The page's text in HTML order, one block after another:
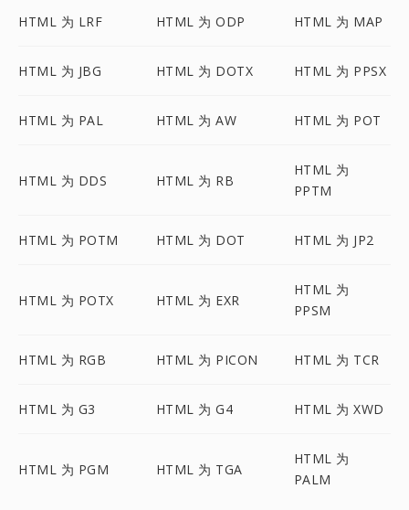
HTML 为 LRF HTML 为 ODP HTML 为 MAP
HTML 为 JBG HTML 为 DOTX HTML 为 PPSX
HTML 为 PAL HTML 为 AW HTML 为 POT
HTML 为 DDS HTML 为 RB
HTML 为
PPTM
HTML 为 POTM HTML 为 DOT HTML 为 JP2
HTML 为 POTX HTML 为 EXR
HTML 为
PPSM
HTML 为 RGB HTML 为 PICON HTML 为 TCR
HTML 为 G3 HTML 为 G4 HTML 为 XWD
HTML 为 PGM HTML 为 TGA
HTML 为
PALM